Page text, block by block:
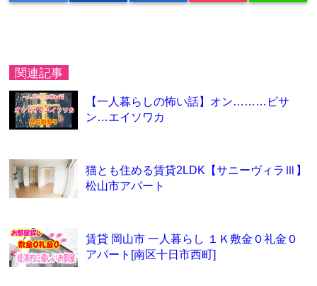
関連記事
【一人暮らしの怖い話】オン………ビサ
ン…エイソワカ
猫とも住める賃貸2LDK【サニーヴィラⅢ】
松山市アパート
賃貸 岡山市 一人暮らし １Ｋ敷金０礼金０
アパート[南区十日市西町]